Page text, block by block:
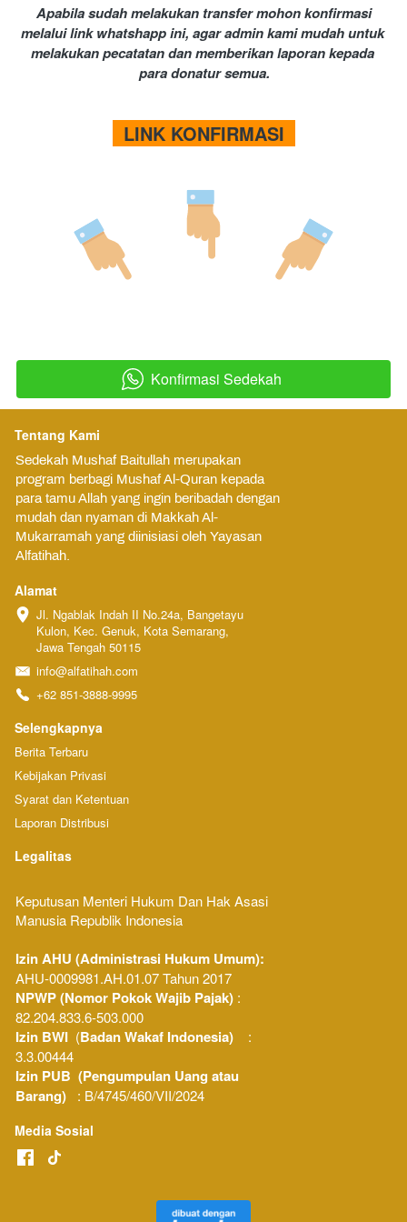
Apabila sudah melakukan transfer mohon konfirmasi
melalui link whatshapp ini, agar admin kami mudah untuk
melakukan pecatatan dan memberikan laporan kepada
para donatur semua.
  LINK KONFIRMASI
` Konfirmasi Sedekah
Tentang Kami
Sedekah Mushaf Baitullah merupakan
program berbagi Mushaf Al-Quran kepada
para tamu Allah yang ingin beribadah dengan
mudah dan nyaman di Makkah Al-
Mukarramah yang diinisiasi oleh Yayasan
Alfatihah.
Alamat
Jl. Ngablak Indah II No.24a, Bangetayu
Kulon, Kec. Genuk, Kota Semarang,
Jawa Tengah 50115
info@alfatihah.com
+62 851-3888-9995
Selengkapnya
Berita Terbaru
Kebijakan Privasi
Syarat dan Ketentuan
Laporan Distribusi
Legalitas
Keputusan Menteri Hukum Dan Hak Asasi
Manusia Republik Indonesia
AHU-0009981.AH.01.07 Tahun 2017
NPWP (Nomor Pokok Wajib Pajak) :
82.204.833.6-503.000
Izin BWI
  (
Badan Wakaf Indonesia)
    :
3.3.00444
Izin PUB  (Pengumpulan Uang atau
Barang)
   : B/4745/460/VII/2024
Media Sosial